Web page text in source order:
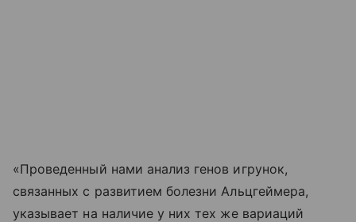
«Проведенный нами анализ генов игрунок,
связанных с развитием болезни Альцгеймера,
указывает на наличие у них тех же вариаций